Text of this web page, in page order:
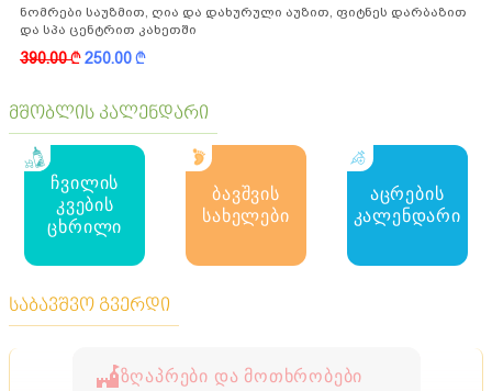
ნომრები საუზმით, ღია და დახურული აუზით, ფიტნეს დარბაზით
და სპა ცენტრით კახეთში
390.00k250.00k
მშობლის კალენდარი
ჩვილის
კვების
ცხრილი
ბავშვის
სახელები
აცრების
კალენდარი
საბავშვო გვერდი
ზღაპრები და მოთხრობები